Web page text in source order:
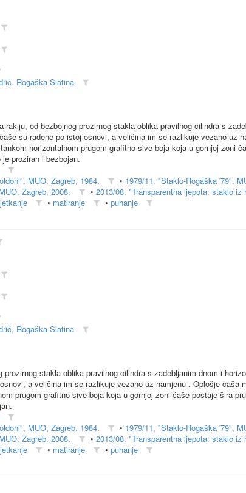
Rogaška Slatina
rakiju, od bezbojnog prozirnog stakla oblika pravilnog cilindra s
su rađene po istoj osnovi, a veličina im se razlikuje vezano uz
horizontalnom prugom grafitno sive boja koja u gornjoj zoni
proziran i bezbojan.
MUO, Zagreb, 1984. • 1979/11, "Staklo-Rogaška '79",
Zagreb, 2008.
• 2013/08, "Transparentna ljepota: staklo
jetkanje • matiranje • puhanje
Rogaška Slatina
prozirnog stakla oblika pravilnog cilindra s zadebljanim dnom i
a veličina im se razlikuje vezano uz namjenu . Oplošje čaša
prugom grafitno sive boja koja u gornjoj zoni čaše postaje šira
MUO, Zagreb, 1984. • 1979/11, "Staklo-Rogaška '79",
Zagreb, 2008.
• 2013/08, "Transparentna ljepota: staklo
jetkanje • matiranje • puhanje